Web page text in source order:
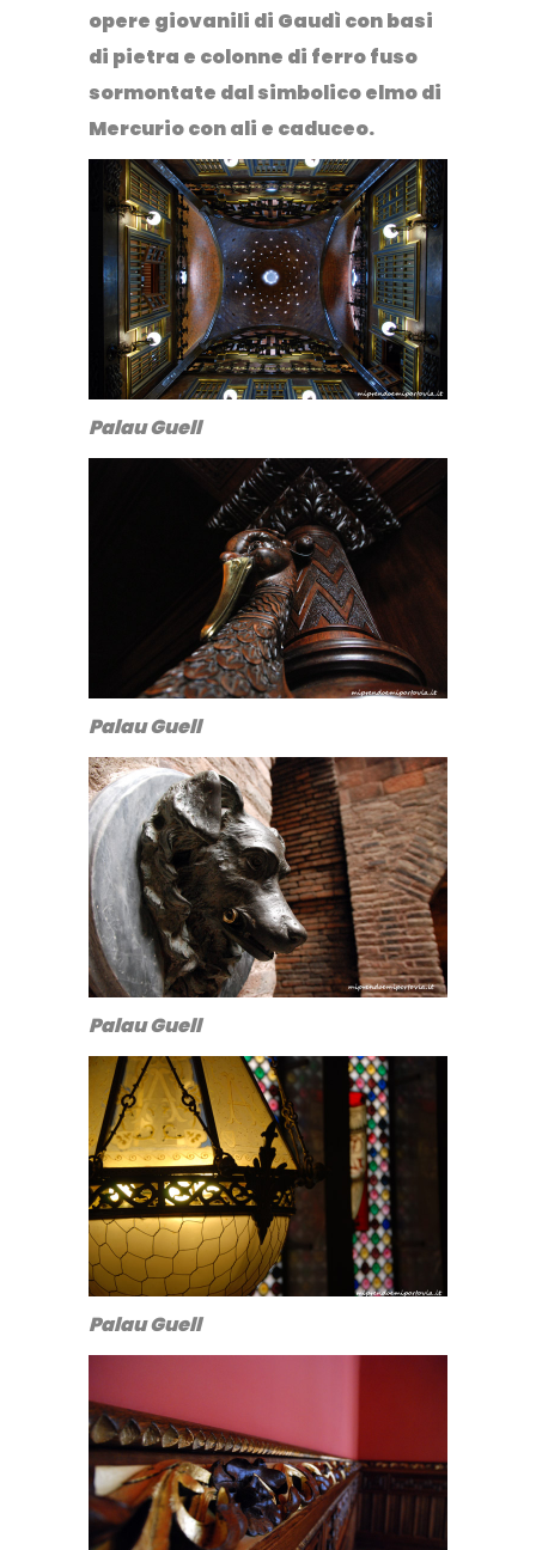
opere giovanili di Gaudì con basi
di pietra e colonne di ferro fuso
sormontate dal simbolico elmo di
Mercurio con ali e caduceo.
Palau Guell
Palau Guell
Palau Guell
Palau Guell